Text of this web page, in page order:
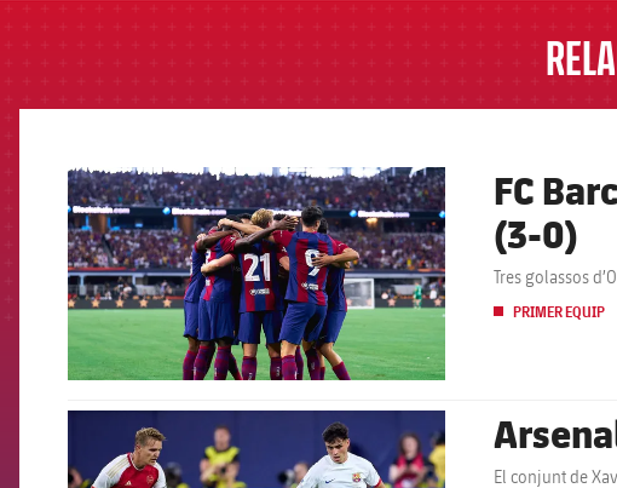
FCB Barcelona badge
FC Barcelona
(3-0)
Tres golassos
PRIMER EQUIP
FCB Barcelona badge
El conjunt de